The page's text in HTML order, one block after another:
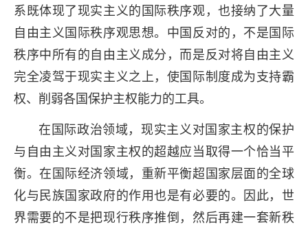
系既体现了现实主义的国际秩序观，也接纳了大量
自由主义国际秩序观思想。中国反对的，不是国际
秩序中所有的自由主义成分，而是反对将自由主义
完全凌驾于现实主义之上，使国际制度成为支持霸
权、削弱各国保护主权能力的工具。
在国际政治领域，现实主义对国家主权的保护
与自由主义对国家主权的超越应当取得一个恰当平
衡。在国际经济领域，重新平衡超国家层面的全球
化与民族国家政府的作用也是有必要的。因此，世
界需要的不是把现行秩序推倒，然后再建一套新秩